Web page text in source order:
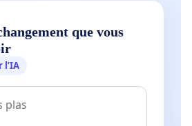
que vous
l’IA